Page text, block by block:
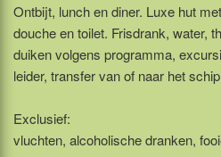
Ontbijt, lunch en diner. Luxe hut
douche en toilet. Frisdrank, water,
duiken volgens programma,
leider, transfer van of naar het
Exclusief:
vluchten, alcoholische dranken,